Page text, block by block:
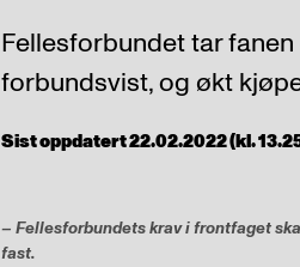
Fellesforbundet tar
forbundsvist, og økt
Sist oppdatert 22.02.2022 (kl.
– Fellesforbundets krav i frontfaget
fast.